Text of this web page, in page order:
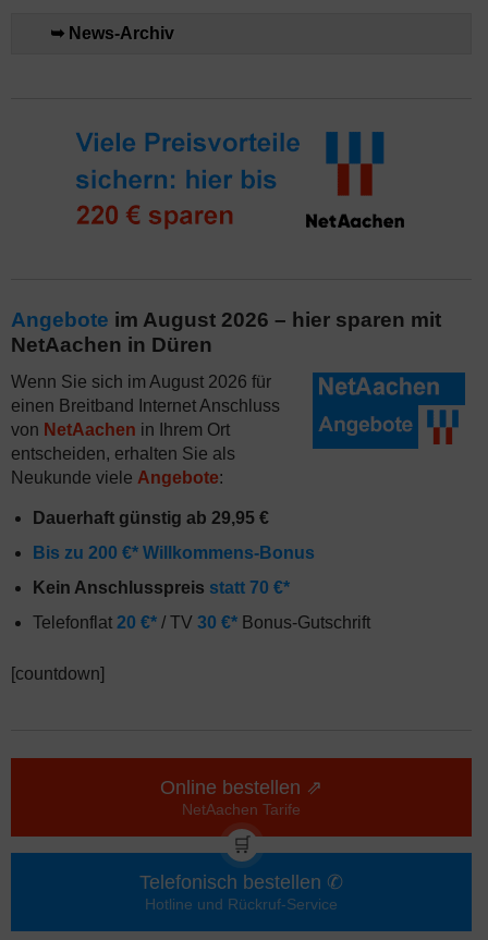
➥ News-Archiv
Angebote im August 2026 – hier sparen mit
NetAachen in Düren
Wenn Sie sich im August 2026 für
einen Breitband Internet Anschluss
von NetAachen in Ihrem Ort
entscheiden, erhalten Sie als
Neukunde viele Angebote:
Dauerhaft günstig ab 29,95 €
Bis zu 200 €* Willkommens-Bonus
Kein Anschlusspreis statt 70 €*
Telefonflat 20 €* / TV 30 €* Bonus-Gutschrift
[countdown]
Online bestellen ⇗
NetAachen Tarife
🛒
Telefonisch bestellen ✆
Hotline und Rückruf-Service